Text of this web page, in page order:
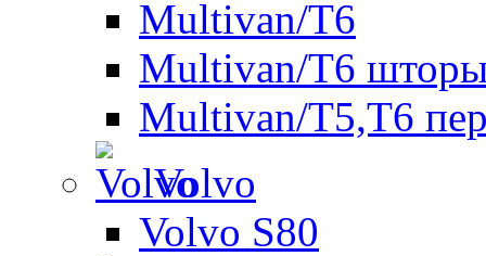
Multivan/T6
Multivan/T6 шторы
Multivan/T5,T6
Volvo
Volvo S80